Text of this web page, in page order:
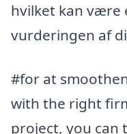
hvilket kan være
vurderingen af
#for at
with the right
project, you can